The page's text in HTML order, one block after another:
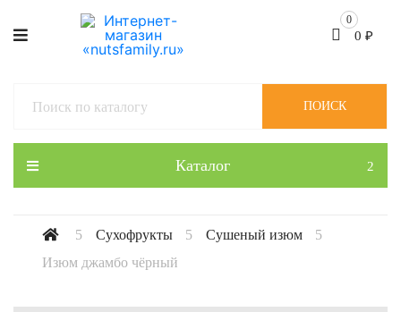
0
0 ₽
Каталог
ПОИСК
Сухофрукты
Сушеный изюм
Изюм джамбо чёрный